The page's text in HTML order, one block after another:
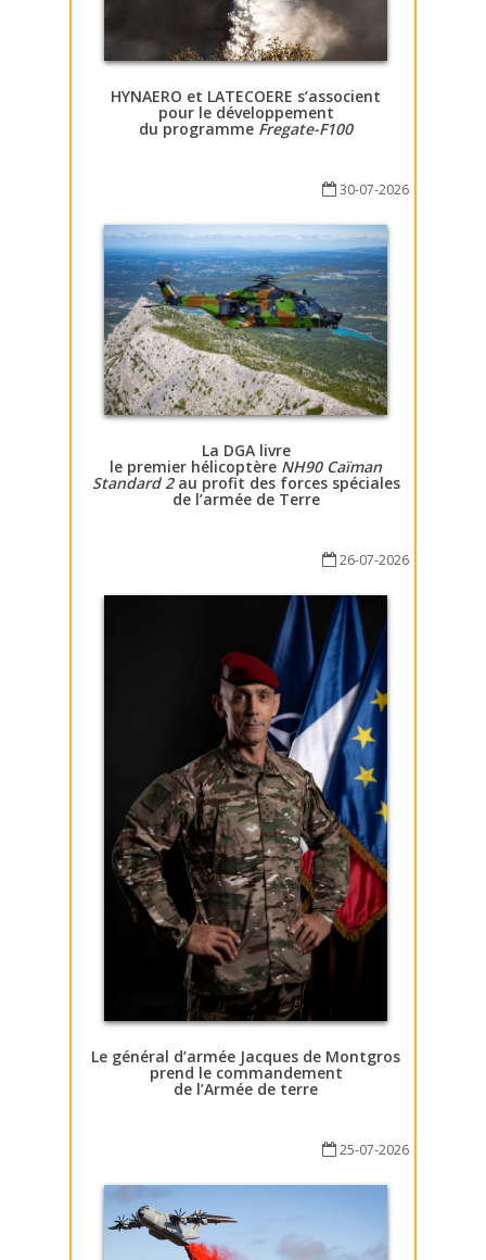
HYNAERO et LATECOERE s’associent
pour le développement
du programme Fregate-F100
30-07-2026
La DGA livre
le premier hélicoptère NH90 Caïman
Standard 2au profit des forces spéciales
de l’armée de Terre
26-07-2026
Le général d’armée Jacques de Montgros
prend le commandement
de l’Armée de terre
25-07-2026